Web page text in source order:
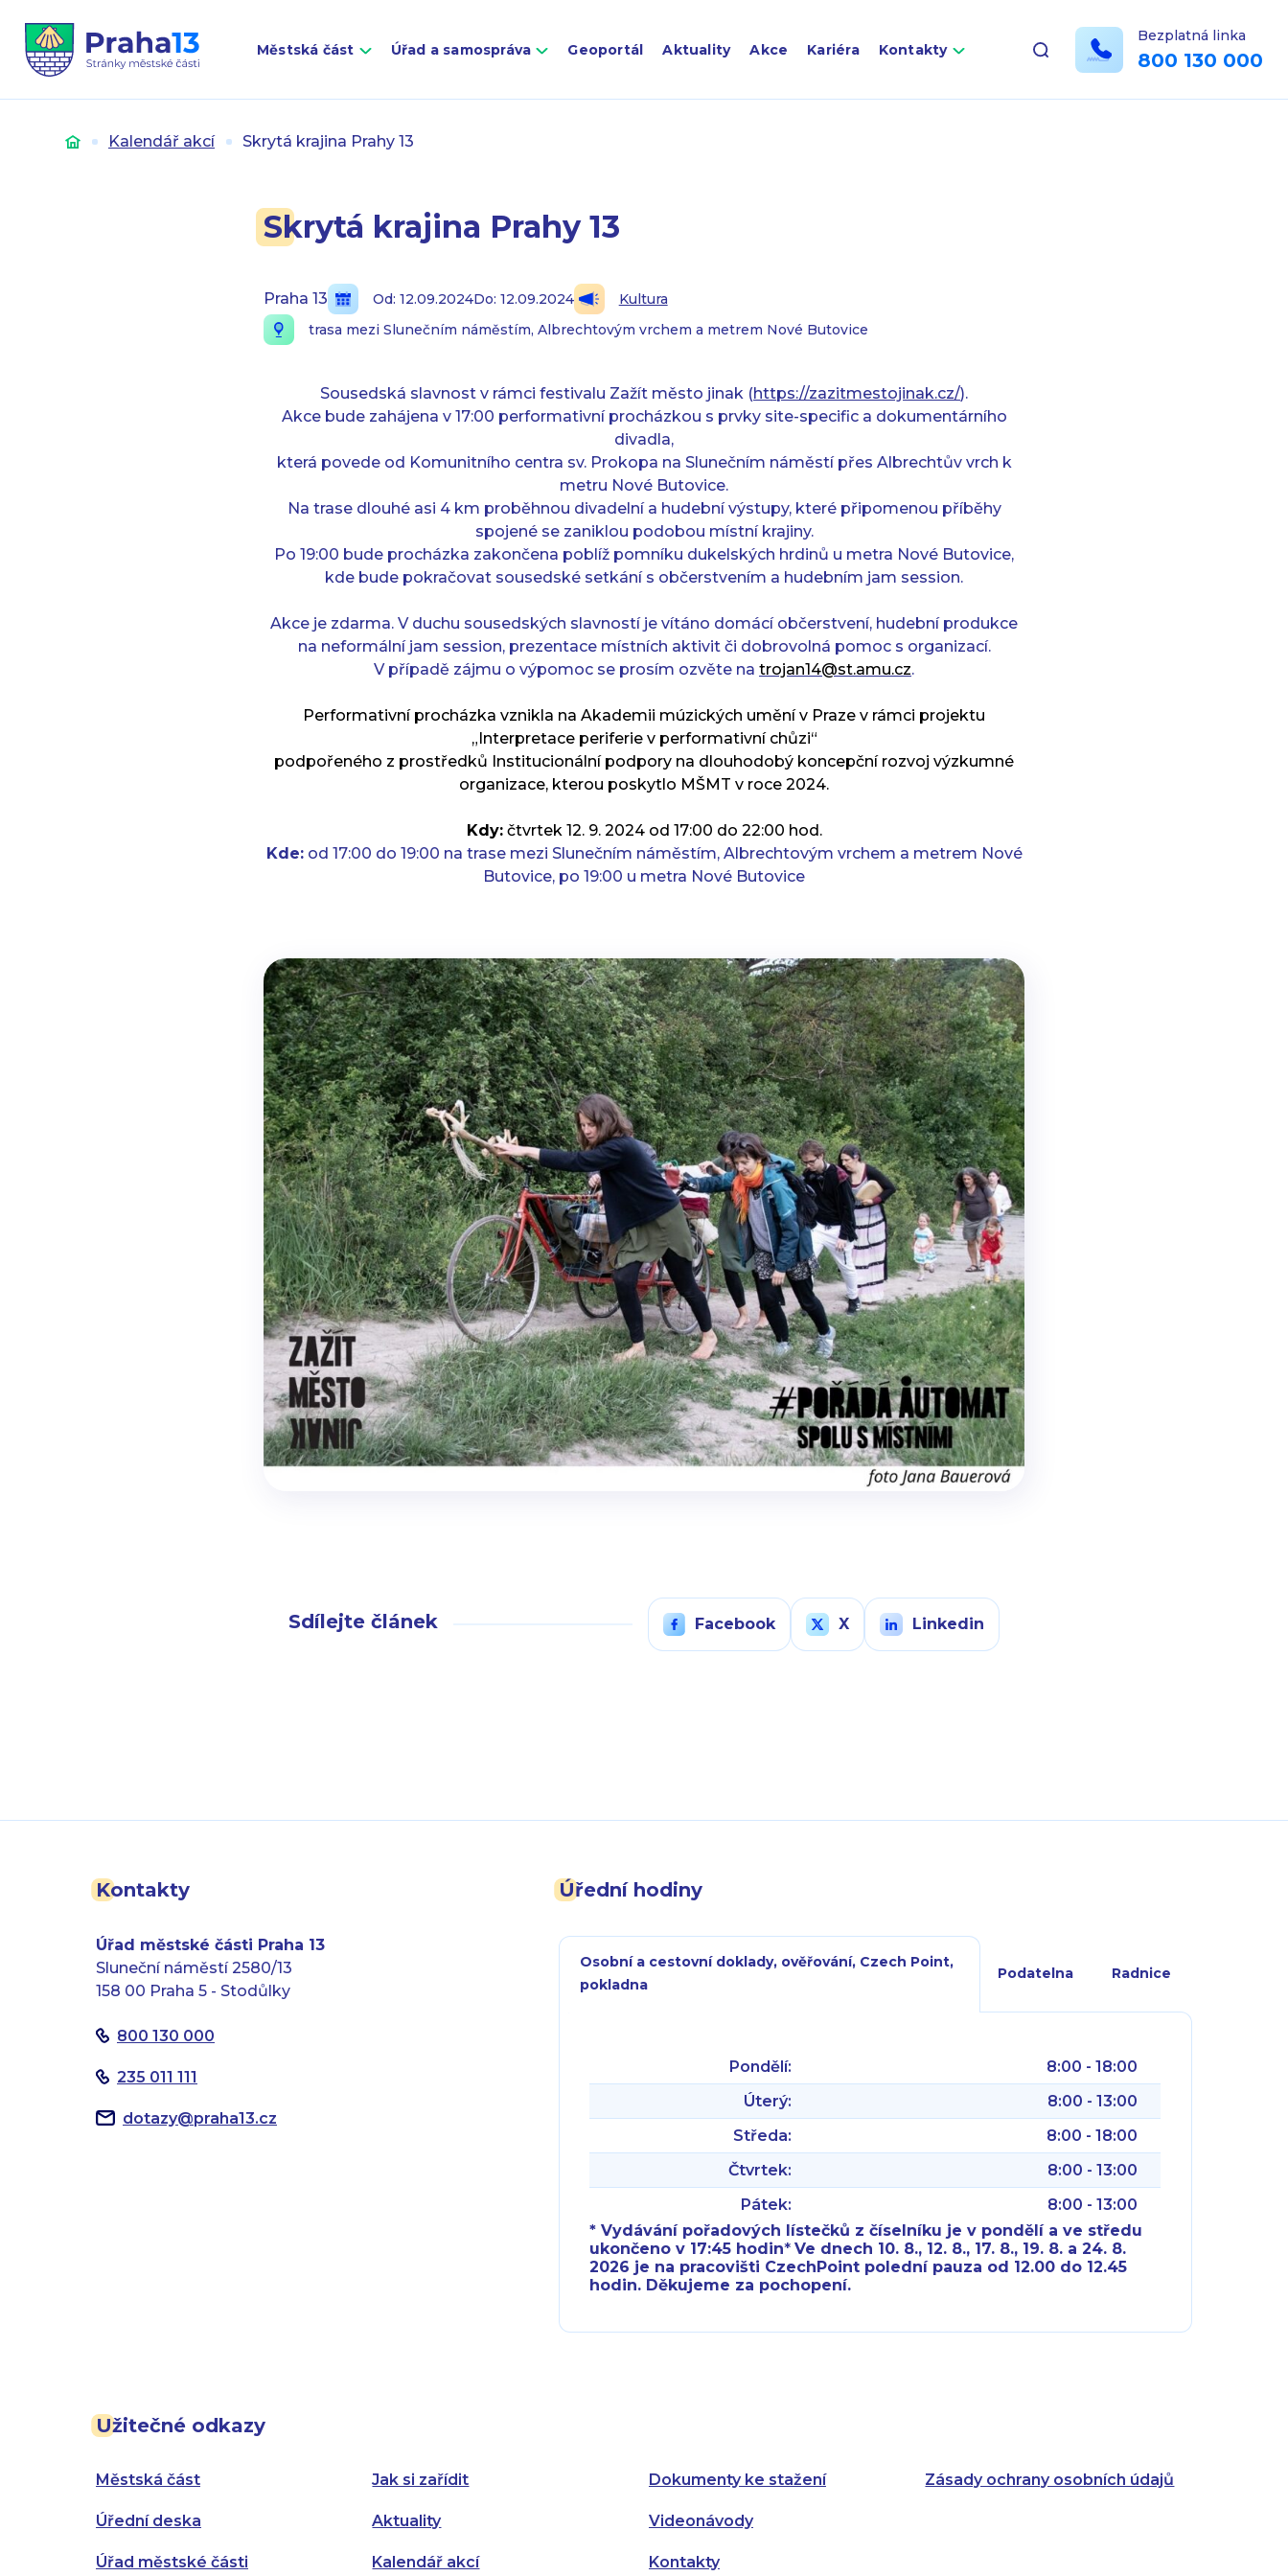
Městská část Úřad a samospráva Geoportál Aktuality Akce Kariéra Kontakty
Bezplatná linka
800 130 000
Úvod Kalendář akcí Skrytá krajina Prahy 13
Skrytá krajina Prahy 13
Praha 13 Od: 12.09.2024Do: 12.09.2024
Kultura
trasa mezi Slunečním náměstím, Albrechtovým vrchem a metrem Nové Butovice
Sousedská slavnost v rámci festivalu Zažít město jinak (https://zazitmestojinak.cz/).
Akce bude zahájena v 17:00 performativní procházkou s prvky site-specific a dokumentárního
divadla,
která povede od Komunitního centra sv. Prokopa na Slunečním náměstí přes Albrechtův vrch k
metru Nové Butovice.
Na trase dlouhé asi 4 km proběhnou divadelní a hudební výstupy, které připomenou příběhy
spojené se zaniklou podobou místní krajiny.
Po 19:00 bude procházka zakončena poblíž pomníku dukelských hrdinů u metra Nové Butovice,
kde bude pokračovat sousedské setkání s občerstvením a hudebním jam session.
Akce je zdarma. V duchu sousedských slavností je vítáno domácí občerstvení, hudební produkce
na neformální jam session, prezentace místních aktivit či dobrovolná pomoc s organizací.
V případě zájmu o výpomoc se prosím ozvěte na trojan14@st.amu.cz.
Performativní procházka vznikla na Akademii múzických umění v Praze v rámci projektu
„Interpretace periferie v performativní chůzi“
podpořeného z prostředků Institucionální podpory na dlouhodobý koncepční rozvoj výzkumné
organizace, kterou poskytlo MŠMT v roce 2024.
Kdy:čtvrtek 12. 9. 2024 od 17:00 do 22:00 hod.
Kde:od 17:00 do 19:00 na trase mezi Slunečním náměstím, Albrechtovým vrchem a metrem Nové
Butovice, po 19:00 u metra Nové Butovice
Sdílejte článek Facebook X Linkedin
Kontakty
Úřad městské části Praha 13
Sluneční náměstí 2580/13
158 00 Praha 5 - Stodůlky
800 130 000
235 011 111
dotazy@praha13.cz
Užitečné odkazy
Městská část
Úřední deska
Úřad městské části
Jak si zařídit
Aktuality
Kalendář akcí
Dokumenty ke stažení
Videonávody
Kontakty
Zásady ochrany osobních údajů
Úřední hodiny
Osobní a cestovní doklady, ověřování, Czech Point,
pokladna
Podatelna Radnice
Pondělí:
8:00 - 18:00
Úterý:
8:00 - 13:00
Středa:
8:00 - 18:00
Čtvrtek:
8:00 - 13:00
Pátek:
8:00 - 13:00
* Vydávání pořadových lístečků z číselníku je v pondělí a ve středu
ukončeno v 17:45 hodin*Ve dnech 10. 8., 12. 8., 17. 8., 19. 8. a 24. 8.
2026 je na pracovišti CzechPoint polední pauza od 12.00 do 12.45
hodin. Děkujeme za pochopení.
Pátek:
8:00 - 14:30